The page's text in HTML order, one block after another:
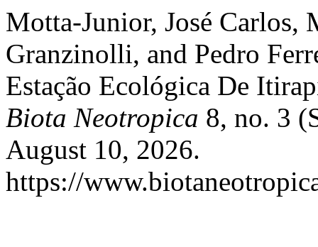
Motta-Junior, José
Granzinolli, and Pedro
Estação Ecológica De
Biota Neotropica 8, no. 3
August 10, 2026.
https://